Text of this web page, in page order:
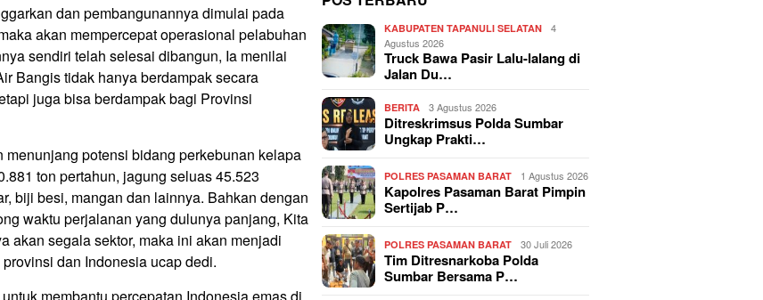
dan pembangunannya dimulai pada
akan mempercepat operasional pelabuhan
sendiri telah selesai dibangun, Ia menilai
Bangis tidak hanya berdampak secara
juga bisa berdampak bagi Provinsi
potensi bidang perkebunan kelapa
ton pertahun, jagung seluas 45.523
biji besi, mangan dan lainnya. Bahkan dengan
waktu perjalanan yang dulunya panjang, Kita
akan segala sektor, maka ini akan menjadi
dan Indonesia ucap dedi.
membantu percepatan Indonesia emas di
KABUPATEN TAPANULI SELATAN
4
Agustus 2026
Truck Bawa Pasir Lalu-lalang di
Jalan Du…
BERITA 3 Agustus 2026
Ditreskrimsus Polda Sumbar
Ungkap Prakti…
POLRES PASAMAN BARAT 1 Agustus 2026
Kapolres Pasaman Barat Pimpin
Sertijab P…
POLRES PASAMAN BARAT 30 Juli 2026
Tim Ditresnarkoba Polda
Sumbar Bersama P…